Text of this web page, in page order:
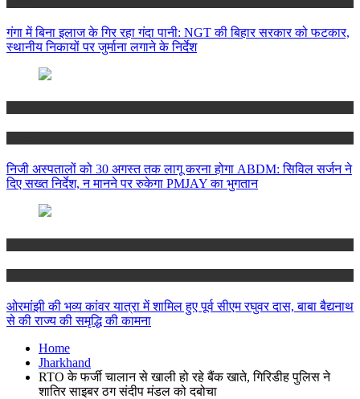
गंगा में बिना इलाज के गिर रहा गंदा पानी: NGT की बिहार सरकार को फटकार,
स्थानीय निकायों पर जुर्माना लगाने के निर्देश
निजी अस्पतालों को 30 अगस्त तक लागू करना होगा ABDM: सिविल सर्जन ने
दिए सख्त निर्देश, न मानने पर रुकेगा PMJAY का भुगतान
ओरमांझी की भव्य कांवर यात्रा में शामिल हुए पूर्व सीएम रघुवर दास, बाबा बैद्यनाथ
से की राज्य की समृद्धि की कामना
Home
Jharkhand
RTO के फर्जी चालान से खाली हो रहे बैंक खाते, गिरिडीह पुलिस ने
शातिर साइबर ठग संदीप मंडल को दबोचा